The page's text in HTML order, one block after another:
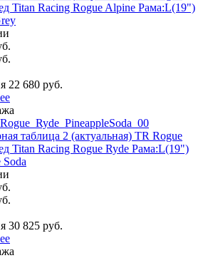
Titan Racing Rogue Alpine Рама:L(19")
22 680 руб.
Titan Racing Rogue Ryde Рама:L(19")
Soda
30 825 руб.